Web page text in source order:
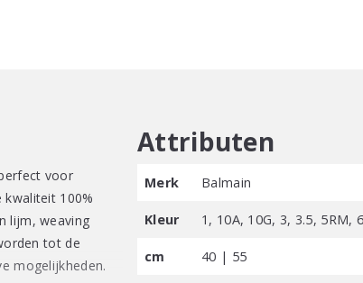
voor
100%
lijm, weaving
tot de
mogelijkheden.
Attributen
Merk Balmain
Kleur 1, 10A, 10G, 3, 3.5, 5RM,
cm 40 | 55